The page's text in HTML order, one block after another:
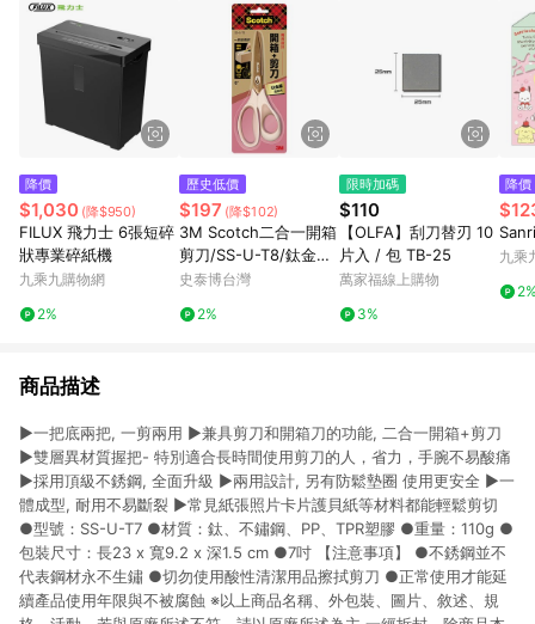
降價
$1,030 (降$950)
FILUX 飛力士 6張短碎
狀專業碎紙機
九乘九購物網
2%
歷史低價
$197 (降$102)
3M Scotch二合一開箱
剪刀/SS-U-T8/鈦金屬/
8吋
史泰博台灣
2%
限時加碼
$110
【OLFA】刮刀替刃 10
片入 / 包 TB-25
萬家福線上購物
3%
降價
九乘
商品描述
►一把底兩把, 一剪兩用 ►兼具剪刀和開箱刀的功能, 二合一開箱+剪刀
►雙層異材質握把- 特別適合長時間使用剪刀的人，省力，手腕不易酸痛
►採用頂級不銹鋼, 全面升級 ►兩用設計, 另有防鬆墊圈 使用更安全 ►一
體成型, 耐用不易斷裂 ►常見紙張照片卡片護貝紙等材料都能輕鬆剪切
●型號：SS-U-T7 ●材質：鈦、不鏽鋼、PP、TPR塑膠 ●重量：110g ●
包裝尺寸：長23 x 寬9.2 x 深1.5 cm ●7吋 【注意事項】 ●不銹鋼並不
代表鋼材永不生鏽 ●切勿使用酸性清潔用品擦拭剪刀 ●正常使用才能延
續產品使用年限與不被腐蝕 ※以上商品名稱、外包裝、圖片、敘述、規